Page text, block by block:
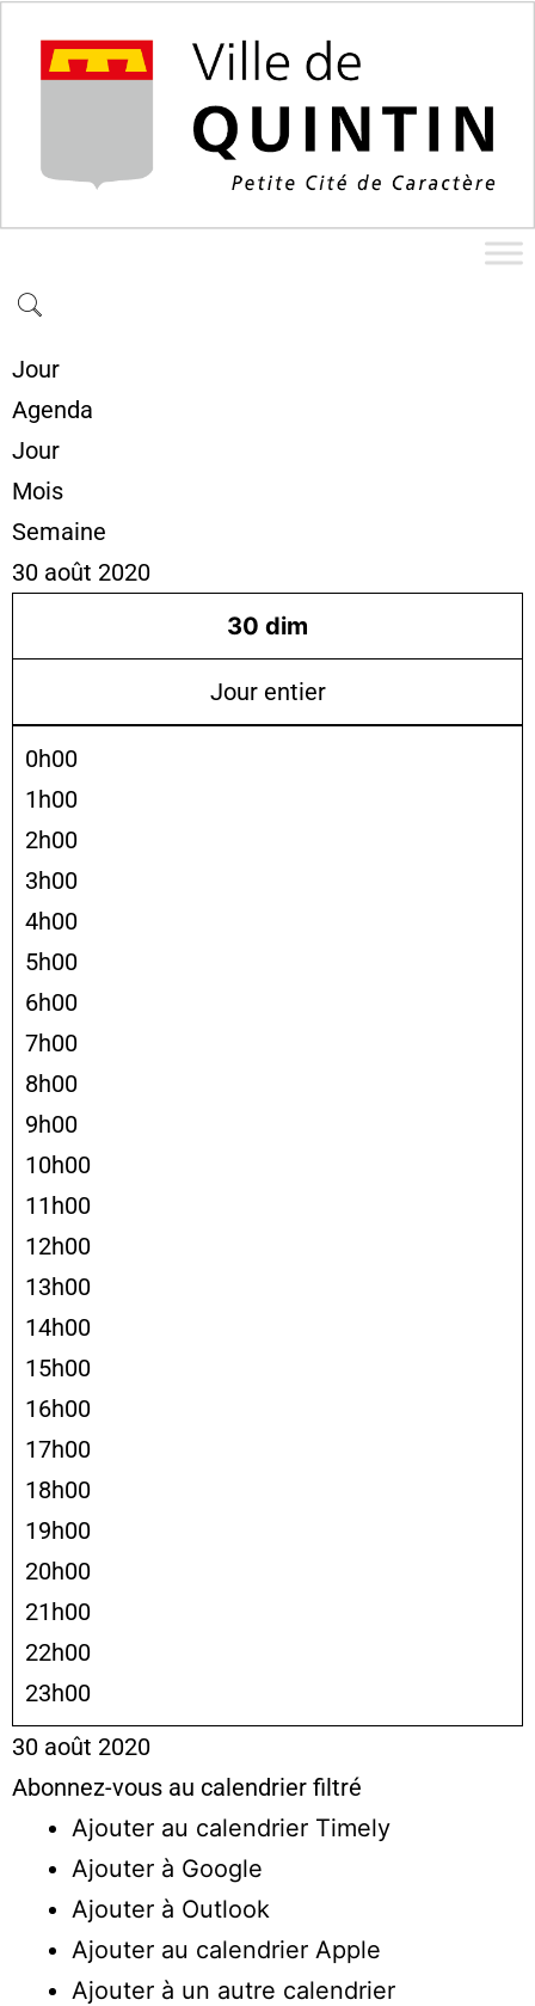
Jour
Agenda
Jour
Mois
Semaine
30 août 2020
30 dim
Jour entier
0h00
1h00
2h00
3h00
4h00
5h00
6h00
7h00
8h00
9h00
10h00
11h00
12h00
13h00
14h00
15h00
16h00
17h00
18h00
19h00
20h00
21h00
22h00
23h00
30 août 2020
Abonnez-vous au calendrier filtré
Ajouter au calendrier Timely
Ajouter à Google
Ajouter à Outlook
Ajouter au calendrier Apple
Ajouter à un autre calendrier